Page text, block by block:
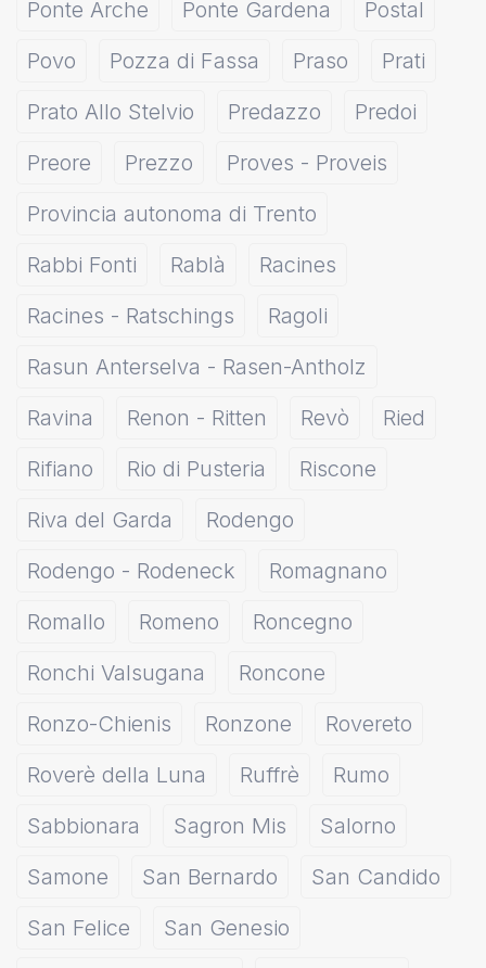
Ponte Arche
Ponte Gardena
Postal
Povo
Pozza di Fassa Praso
Prati
Prato Allo Stelvio
Predazzo
Predoi
Preore
Prezzo
Proves - Proveis
Provincia autonoma di Trento
Rabbi Fonti
Rablà
Racines
Racines - Ratschings
Ragoli
Rasun Anterselva - Rasen-Antholz
Ravina
Renon - Ritten Revò
Ried
Rifiano
Rio di Pusteria
Riscone
Riva del Garda
Rodengo
Rodengo - Rodeneck
Romagnano
Romallo
Romeno
Roncegno
Ronchi Valsugana
Roncone
Ronzo-Chienis
Ronzone
Rovereto
Roverè della Luna
Ruffrè
Rumo
Sabbionara
Sagron Mis
Salorno
Samone
San Bernardo
San Candido
San Felice
San Genesio